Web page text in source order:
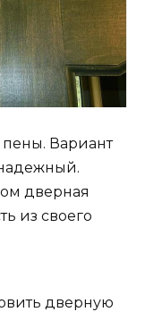
Вариант
дверная
из своего
дверную